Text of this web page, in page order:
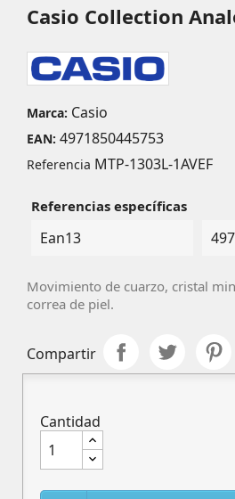
Casio Collection
Marca: Casio
EAN: 4971850445753
Referencia MTP-1303L-1AVEF
Referencias específicas
Ean13
Movimiento de cuarzo, cristal
correa de piel.
Compartir
Cantidad